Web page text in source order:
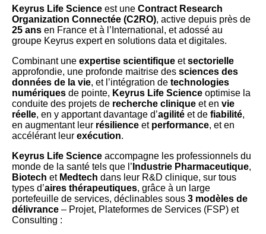
Keyrus Life Science est une Contract Research
Organization Connectée (C2RO), active depuis près de
25 ans en France et à l’International, et adossé au
groupe Keyrus expert en solutions data et digitales.
Combinant une expertise scientifique etsectorielle
approfondie, une profonde maitrise des sciences des
données de la vie, et l’intégration de technologies
numériques de pointe, Keyrus Life Science optimise la
conduite des projets de recherche clinique et en vie
réelle, en y apportant davantage d’agilité et de fiabilité,
en augmentant leur résilience et performance, et en
accélérant leur exécution.
Keyrus Life Science accompagne les professionnels du
monde de la santé tels que l’ Industrie Pharmaceutique,
Biotech et Medtech dans leur R&D clinique, sur tous
types d’aires thérapeutiques, grâce à un large
portefeuille de services, déclinables sous 3 modèles de
délivrance – Projet, Plateformes de Services (FSP) et
Consulting :